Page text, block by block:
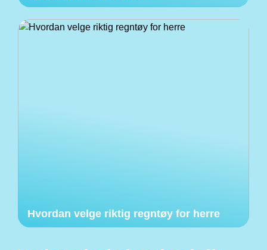
Hvordan velge riktig regntøy for herre